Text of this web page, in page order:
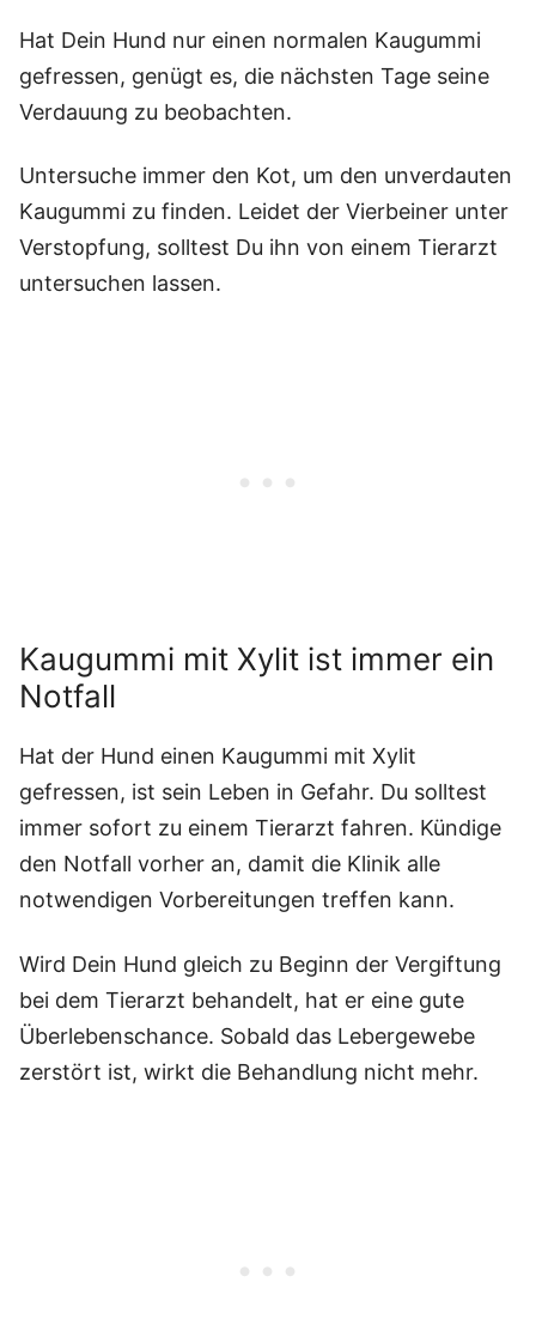
Hat Dein Hund nur einen normalen Kaugummi
gefressen, genügt es, die nächsten Tage seine
Verdauung zu beobachten.
Untersuche immer den Kot, um den unverdauten
Kaugummi zu finden. Leidet der Vierbeiner unter
Verstopfung, solltest Du ihn von einem Tierarzt
untersuchen lassen.
Kaugummi mit Xylit ist immer ein
Notfall
Hat der Hund einen Kaugummi mit Xylit
gefressen, ist sein Leben in Gefahr. Du solltest
immer sofort zu einem Tierarzt fahren. Kündige
den Notfall vorher an, damit die Klinik alle
notwendigen Vorbereitungen treffen kann.
Wird Dein Hund gleich zu Beginn der Vergiftung
bei dem Tierarzt behandelt, hat er eine gute
Überlebenschance. Sobald das Lebergewebe
zerstört ist, wirkt die Behandlung nicht mehr.